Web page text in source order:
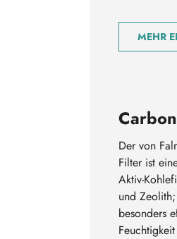
MEHR
Der von
Filter ist
Aktiv-
und
besonders